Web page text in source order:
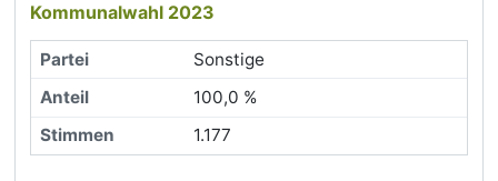
Kommunalwahl 2023
Sonstige
100,0 %
1.177